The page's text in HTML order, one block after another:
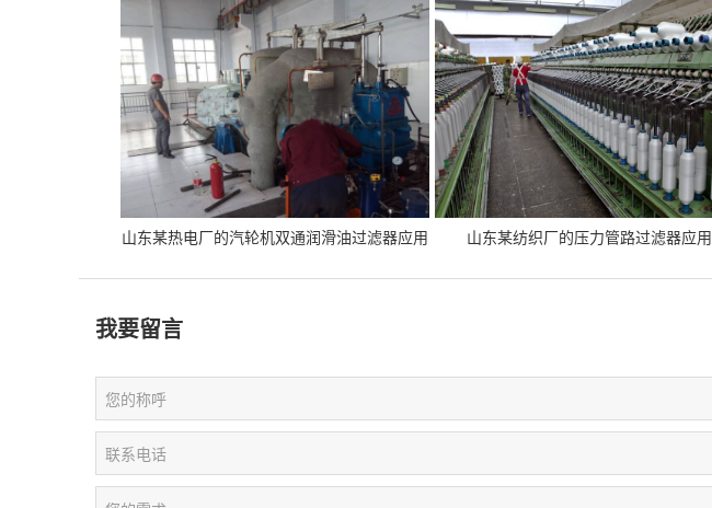
山东某热电厂的汽轮机双通润滑油过滤器应用 山东某纺织厂的压力管路过滤器应用
我要留言